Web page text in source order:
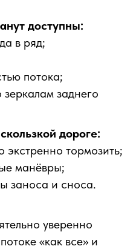
доступны:
в ряд;
потока;
заднего
дороге:
экстренно тормозить;
манёвры;
заноса и сноса.
уверенно
«как все» и